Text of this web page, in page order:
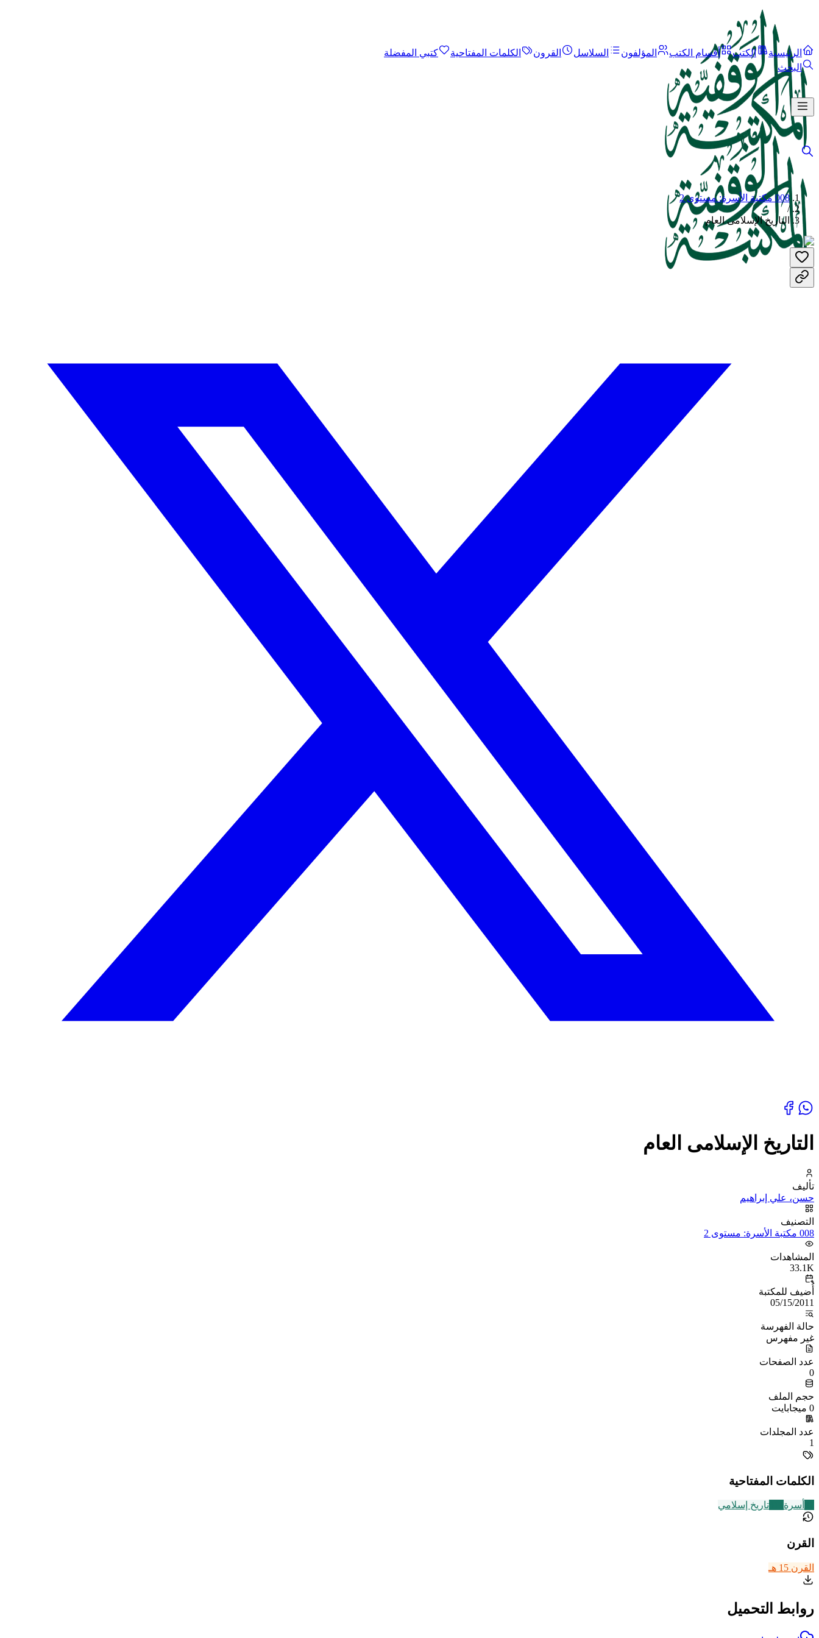
الرئيسية الكتب أقسام الكتب المؤلفون السلاسل القرون الكلمات المفتاحية
كتبي المفضلة
البحث
008 مكتبة الأسرة: مستوى 2
/
التاريخ الإسلامى العام
التاريخ الإسلامى العام
تأليف
حسن، علي إبراهيم
التصنيف
008 مكتبة الأسرة: مستوى 2
المشاهدات
33.1K
أُضيف للمكتبة
05/15/2011
حالة الفهرسة
غير مفهرس
عدد الصفحات
0
حجم الملف
0 ميجابايت
عدد المجلدات
1
الكلمات المفتاحية
أسرة تاريخ إسلامي
القرن
القرن 15 هـ
روابط التحميل